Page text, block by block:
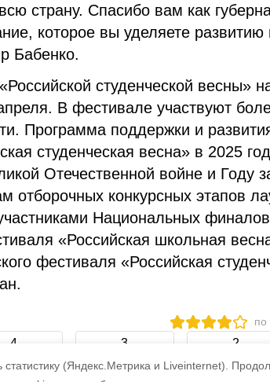
(Яндекс.Метрика и Liveinternet).
страну. Спасибо вам как
которое вы уделяете
Бабенко.
студенческой весны»
В фестивале участвуют
Программа поддержки и
студенческая весна» в 2025
Отечественной войне и Году
отборочных конкурсных этапов
Национальных
«Российская школьная
фестиваля «Российская
по
4 3 2